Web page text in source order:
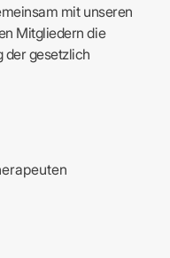
mit unseren
Mitgliedern die
der gesetzlich